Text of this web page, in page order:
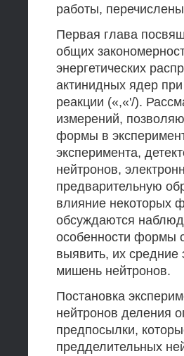
работы,
Первая глава
общих
энергетических
актинидных ядер
реакции («,«'/).
измерений,
формы в
эксперимента,
нейтронов,
предварительную
влияние некоторых
обсуждаются
особенности формы
выявить, их средние
мишень нейтронов.
Постановка
нейтронов деления
предпосылки,
предделительных